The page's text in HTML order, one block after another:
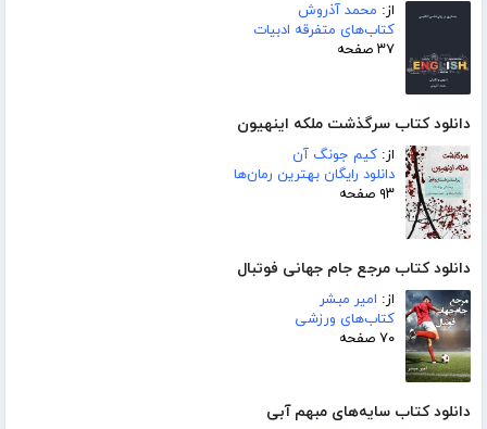
از: محمد آذروش
کتاب‌های متفرقه ادبیات
۳۷ صفحه
دانلود کتاب سرگذشت ملکه اینهیون
از: کیم جونگ آن
دانلود رایگان بهترین رمان‌ها
۹۳ صفحه
دانلود کتاب مرجع جام جهانی فوتبال
از: امیر مبشر
کتاب‌های ورزشی
۷۰ صفحه
دانلود کتاب سایه‌های مبهم آبی